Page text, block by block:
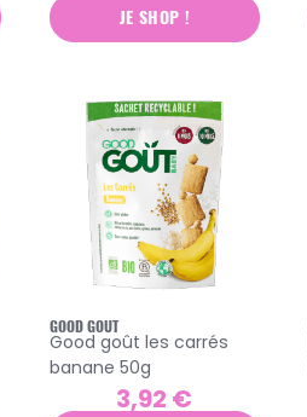
JE SHOP !
GOOD GOUT
Good goût les carrés
banane 50g
3,92 €